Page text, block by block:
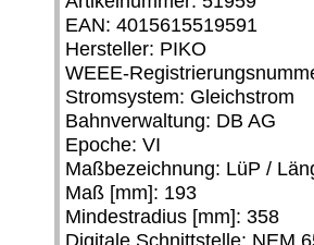
EAN: 4015615519591
Hersteller: PIKO
WEEE-
Stromsystem: Gleichstrom
Bahnverwaltung: DB AG
Epoche: VI
Maßbezeichnung: LüP /
Maß [mm]: 193
Mindestradius [mm]: 358
Digitale Schnittstelle: NEM